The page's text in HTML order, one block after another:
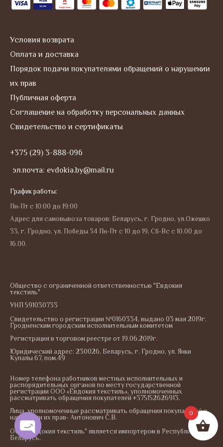
m
Условия возврата
Оплата и доставка
Порядок подачи покупателями обращений о нарушении
их прав
Публичная оферта
Соглашение на обработку персональных данных
Свидетельство и сертификаты
+375 (29) 3-888-096
эл.почта: evdokia.by@mail.ru
График работы:
Пн-Пт с 10:00 до 19:00
Адрес для самовывоза товаров: Беларусь, г. Гродно, ул.Ожешко
33, г. Гродно, ул. Победы 34 Пн-Пт с 10 до 19, Сб-Вс с 10.00 до
16.00.
Общество с ограниченной ответственностью "Евдокия
текстиль"
УНП 591030733
Свидетельство о регистрации №0160334, выдано 03 мая 2019г.
Гродненским городским исполнительным комитетом
Регистрация в торговом реестре от 19.06.2019г.
Юридический адрес: 230026, Беларусь, г. Гродно, ул. Янки
Купалы 67, пом.49
Номер телефона работников местных исполнительных и
распорядительных органов по месту государственной
регистрации ООО «Евдокия текстиль», уполномоченных
рассматривать обращения покупателей +375152626913.
Лица, уполномоченные рассматривать обращения покупателей о
нарушении их прав- Антонович С.В.
ООО "Евдокия текстиль" является импортером в Республику
Беларусь.
0
O
p
e
n
c
h
at